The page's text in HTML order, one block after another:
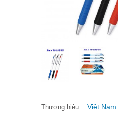
Thương hiệu: Việt Nam